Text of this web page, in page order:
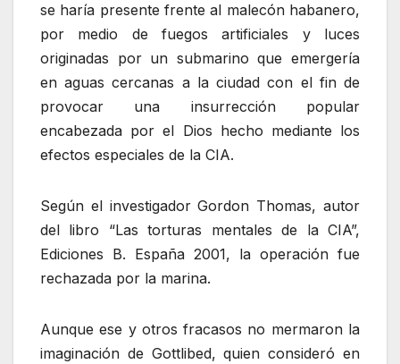
se haría presente frente al malecón habanero,
por medio de fuegos artificiales y luces
originadas por un submarino que emergería
en aguas cercanas a la ciudad con el fin de
provocar una insurrección popular
encabezada por el Dios hecho mediante los
efectos especiales de la CIA.
Según el investigador Gordon Thomas, autor
del libro “Las torturas mentales de la CIA”,
Ediciones B. España 2001, la operación fue
rechazada por la marina.
Aunque ese y otros fracasos no mermaron la
imaginación de Gottlibed, quien consideró en